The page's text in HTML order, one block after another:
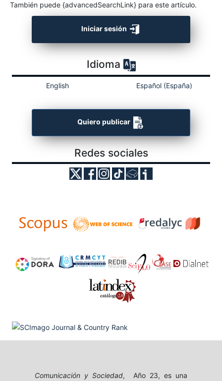
También puede {advancedSearchLink} para este artículo.
Iniciar sesión
Idioma
English Español (España)
Quiero publicar
Redes sociales
Comunicación y Sociedad, Año 23, es una